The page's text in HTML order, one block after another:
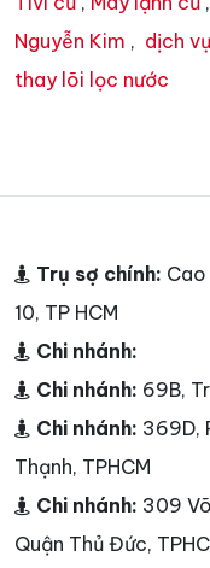
Nguyễn Kim , dịch
thay lõi lọc nước
Trụ sợ chính: Cao
10, TP HCM
Chi nhánh:
Chi nhánh: 69B,
Chi nhánh: 369D,
Thạnh, TPHCM
Chi nhánh: 309
Quận Thủ Đức,